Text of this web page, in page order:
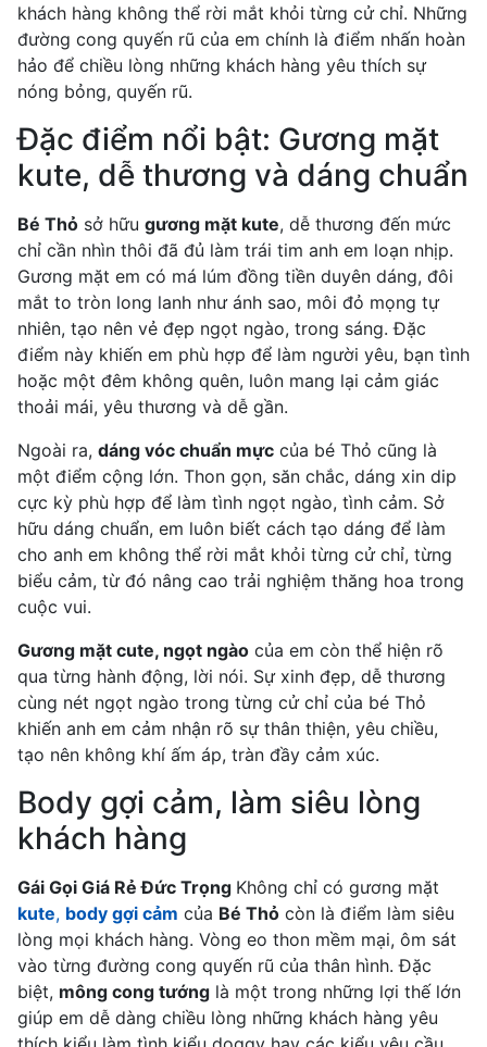
khách hàng không thể rời mắt khỏi từng cử chỉ. Những
đường cong quyến rũ của em chính là điểm nhấn hoàn
hảo để chiều lòng những khách hàng yêu thích sự
nóng bỏng, quyến rũ.
Đặc điểm nổi bật: Gương mặt
kute, dễ thương và dáng chuẩn
Bé Thỏ sở hữu gương mặt kute, dễ thương đến mức
chỉ cần nhìn thôi đã đủ làm trái tim anh em loạn nhịp.
Gương mặt em có má lúm đồng tiền duyên dáng, đôi
mắt to tròn long lanh như ánh sao, môi đỏ mọng tự
nhiên, tạo nên vẻ đẹp ngọt ngào, trong sáng. Đặc
điểm này khiến em phù hợp để làm người yêu, bạn tình
hoặc một đêm không quên, luôn mang lại cảm giác
thoải mái, yêu thương và dễ gần.
Ngoài ra, dáng vóc chuẩn mực của bé Thỏ cũng là
một điểm cộng lớn. Thon gọn, săn chắc, dáng xin dip
cực kỳ phù hợp để làm tình ngọt ngào, tình cảm. Sở
hữu dáng chuẩn, em luôn biết cách tạo dáng để làm
cho anh em không thể rời mắt khỏi từng cử chỉ, từng
biểu cảm, từ đó nâng cao trải nghiệm thăng hoa trong
cuộc vui.
Gương mặt cute, ngọt ngào của em còn thể hiện rõ
qua từng hành động, lời nói. Sự xinh đẹp, dễ thương
cùng nét ngọt ngào trong từng cử chỉ của bé Thỏ
khiến anh em cảm nhận rõ sự thân thiện, yêu chiều,
tạo nên không khí ấm áp, tràn đầy cảm xúc.
Body gợi cảm, làm siêu lòng
khách hàng
Gái Gọi Giá Rẻ Đức Trọng Không chỉ có gương mặt
kute, body gợi cảm của Bé Thỏ còn là điểm làm siêu
lòng mọi khách hàng. Vòng eo thon mềm mại, ôm sát
vào từng đường cong quyến rũ của thân hình. Đặc
biệt, mông cong tướng là một trong những lợi thế lớn
giúp em dễ dàng chiều lòng những khách hàng yêu